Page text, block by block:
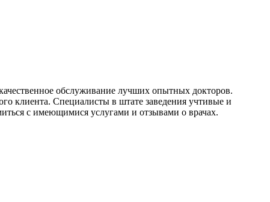
обслуживание лучших опытных докторов.
клиента. Специалисты в штате заведения учтивые и
с имеющимися услугами и отзывами о врачах.